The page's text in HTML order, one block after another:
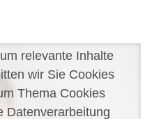
relevante Inhalte
wir Sie Cookies
Thema Cookies
Datenverarbeitung